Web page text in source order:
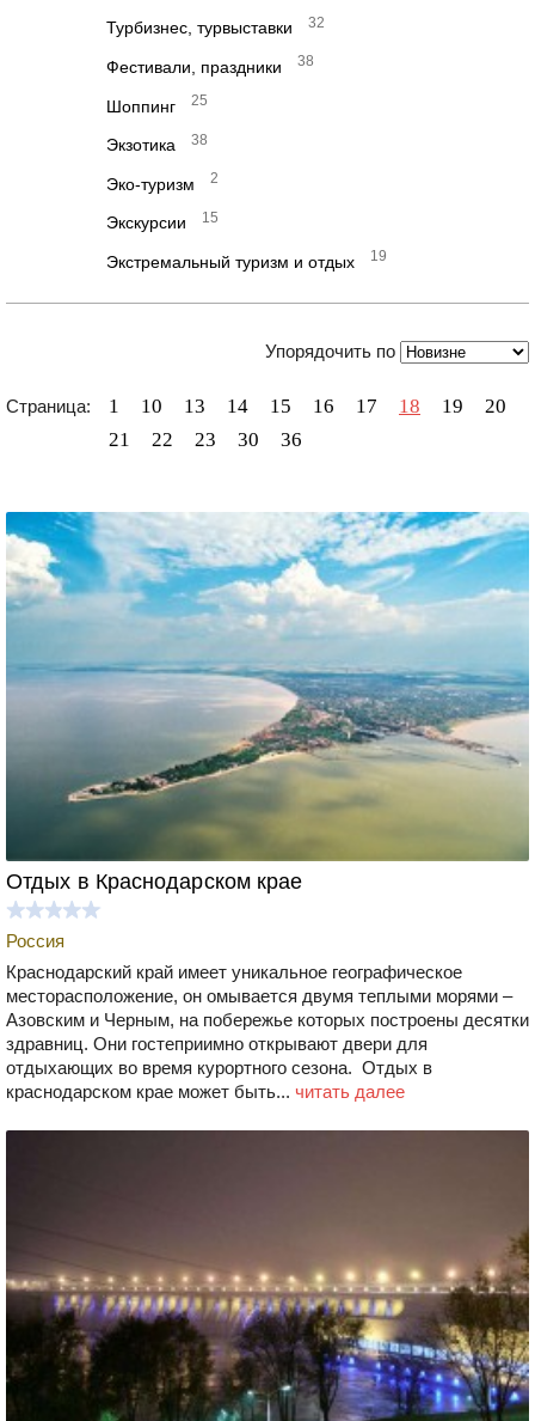
Турбизнес, турвыставки 32
Фестивали, праздники 38
Шоппинг 25
Экзотика 38
Эко-туризм 2
Экскурсии 15
Экстремальный туризм и отдых 19
Упорядочить по
Страница: 1 10 13 14 15 16 17 18 19
20
21
22 23 30 36
Отдых в Краснодарском крае
Россия
Краснодарский край имеет уникальное географическое
месторасположение, он омывается двумя теплыми морями –
Азовским и Черным, на побережье которых построены десятки
здравниц. Они гостеприимно открывают двери для
отдыхающих во время курортного сезона. Отдых в
краснодарском крае может быть... читать далее